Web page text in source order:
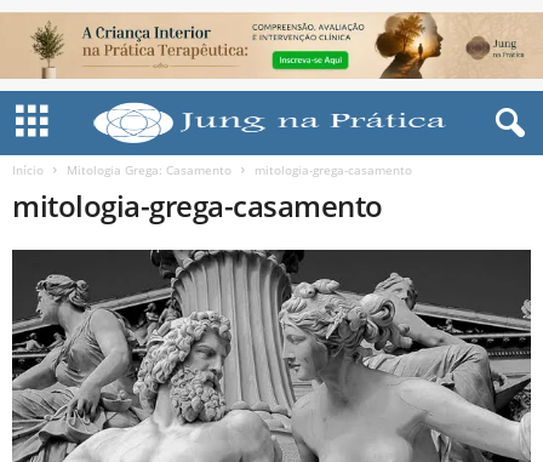
Início Mitologia Grega: Casamento mitologia-grega-casamento
mitologia-grega-casamento